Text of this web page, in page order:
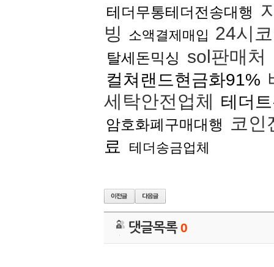
테더무통테더전송대행
빙 소액결제매입 24시
탈세돈믹싱 sol판매처
컬쳐랜드현금화91%
세탁안전업체 테더
암호화폐구매대행 코인
료 테더송금업체
댓글목록0